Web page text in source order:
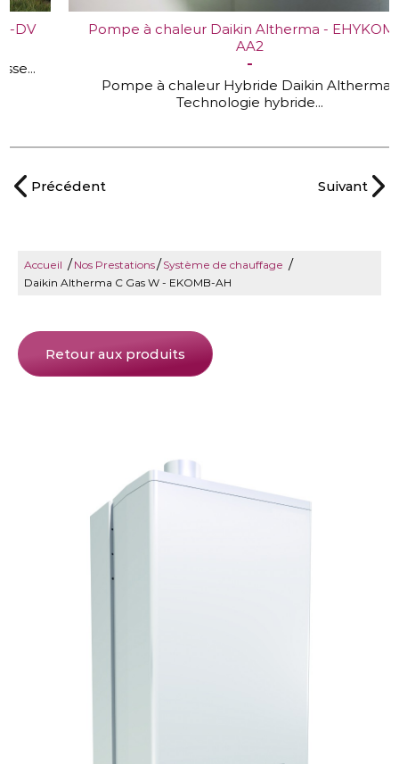
Pompe à chaleur Daikin Altherma - EHYKOMB-
Pompe à chaleur Hybride Daikin Altherma
Technologie hybride...
Daikin Altherma C Gas W - EKOMB-AH
Précédent Suivant
Accueil / Nos Prestations/ Système de chauffage /
Daikin Altherma C Gas W - EKOMB-AH
Retour aux produits